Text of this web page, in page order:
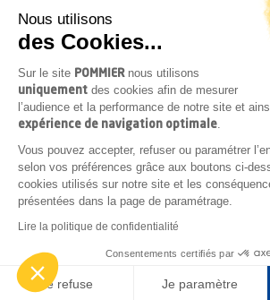
Nous utilisons
des Cookies...
Sur le site POMMIER nous utilisons
uniquement des cookies afin de mesurer
l’audience et la performance de notre site et
expérience de navigation optimale.
Vous pouvez accepter, refuser ou paramétrer
selon vos préférences grâce aux boutons ci-
cookies utilisés sur notre site et les
présentées dans la page de paramétrage.
Lire la politique de confidentialité
Consentements certifiés par
Je refuse Je paramètre
ATTELAGES
OUVRANTS ECLAIRAGES
COMPLÉMENTS
CARROSSERIE
Mentions légales CGV CGA Réalisé